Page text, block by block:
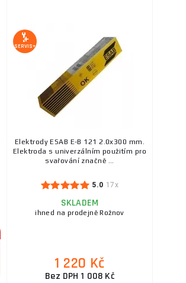
SERVIS+
Elektrody ESAB E-B 121 2.0x300 mm.
Elektroda s univerzálním použitím pro
svařování značně ...
5.0 17x
SKLADEM
ihned na prodejně Rožnov
1 220 Kč
Bez DPH 1 008 Kč